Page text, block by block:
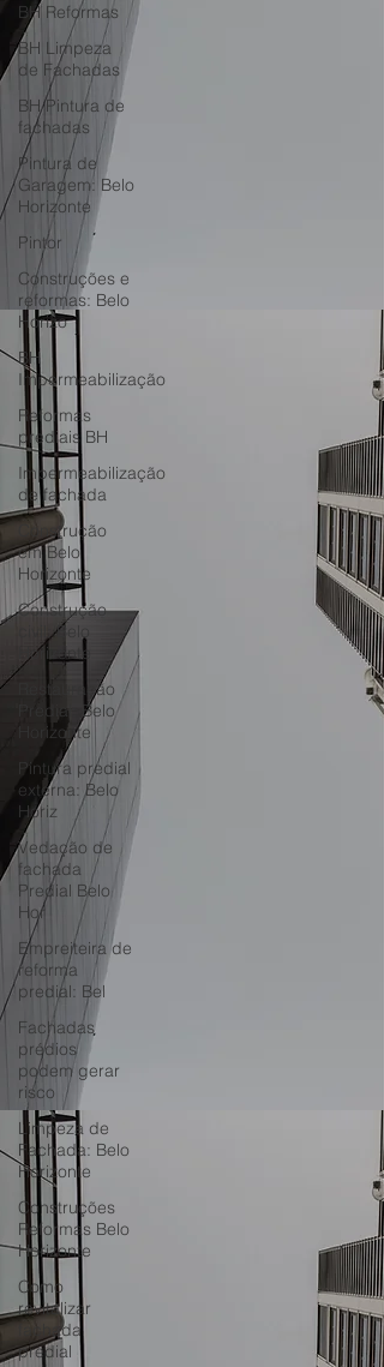
BH Reformas
BH Limpeza
de Fachadas
BH Pintura de
fachadas
Pintura de
Garagem: Belo
Horizonte
Pintor
Construções e
reformas: Belo
Horizo
BH
Impermeabilização
Reformas
prediais BH
Impermeabilização
de fachada
Construção
em Belo
Horizonte
Construção
civil: Belo
Horizonte
Restauração
Predial: Belo
Horizonte
Pintura predial
externa: Belo
Horiz
Vedação de
fachada
Predial Belo
Hor
Empreiteira de
reforma
predial: Bel
Fachadas
prédios
podem gerar
risco
Limpeza de
Fachada: Belo
Horizonte
Construções
Reformas Belo
Horizonte
Como
revitalizar
fachada
predial